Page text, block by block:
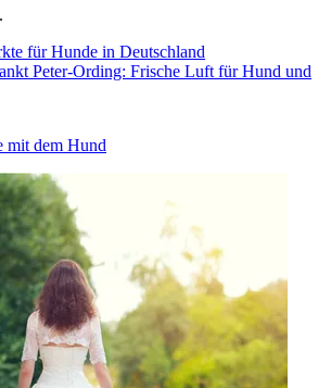
für Hunde in Deutschland
Peter-Ording: Frische Luft für Hund und
mit dem Hund